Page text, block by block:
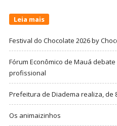
Leia mais
Festival do Chocolate 2026 by
Fórum Econômico de Mauá
profissional
Prefeitura de Diadema realiza, de
Os animaizinhos